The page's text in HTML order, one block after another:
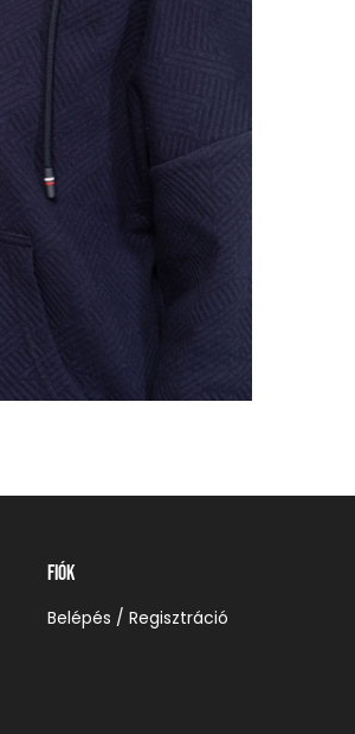
Fiók
Belépés / Regisztráció